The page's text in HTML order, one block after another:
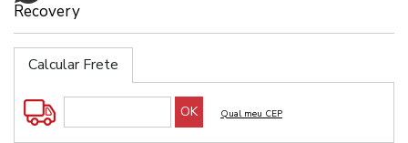
Recovery
Calcular Frete